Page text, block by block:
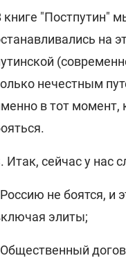
книге "Постпутин"
на
нечестным
в тот момент,
Итак, сейчас у нас
не боятся, и
элиты;